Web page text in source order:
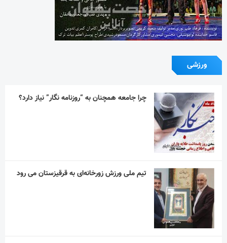
ورزشی
چرا جامعه همچنان به “روزنامه نگار” نیاز دارد؟
تیم ملی ورزش زورخانه‌ای به قرقیزستان می رود